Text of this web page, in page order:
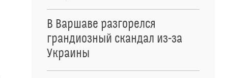
В Варшаве разгорелся
грандиозный скандал из-за
Украины